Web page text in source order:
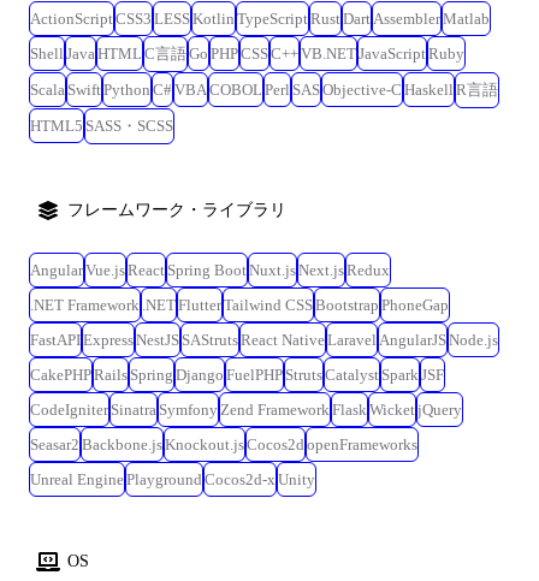
れればと思います。 今後も在宅勤務制度や各種オンラインツールを活用
しながら、柔軟な働き方を実現していきます。 ●出張・転勤: 欧州の提携
企業との仕様決めやテストを目的として、不定期で海外出張を行います
(月に1回などの高頻度ではありません)。 転勤はございません。 【変更の
範囲】会社の定める業務
ActionScriptCSS3 LESSKotlin TypeScriptRustDartAssemblerMatlab
Shell JavaHTML C言語Go PHPCSSC++VB.NETJavaScriptRuby
Scala SwiftPython C#VBACOBOL Perl SASObjective-C Haskell R言語
HTML5 SASS・SCSS
フレームワーク・ライブラリ
AngularVue.jsReact Spring BootNuxt.jsNext.jsRedux
.NET Framework .NETFlutterTailwind CSSBootstrap PhoneGap
FastAPIExpressNestJS SAStrutsReact NativeLaravel AngularJSNode.js
CakePHPRails Spring Django FuelPHP StrutsCatalyst SparkJSF
CodeIgniter Sinatra SymfonyZend FrameworkFlaskWicketjQuery
Seasar2 Backbone.jsKnockout.jsCocos2d openFrameworks
Unreal EnginePlayground Cocos2d-x Unity
OS